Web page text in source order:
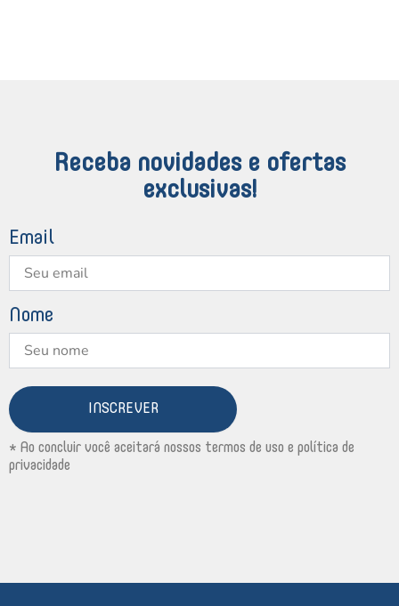
Receba novidades e ofertas
exclusivas!
Email
Nome
INSCREVER
* Ao concluir você aceitará nossos termos de uso e política de
privacidade